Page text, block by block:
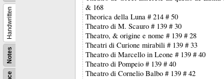
Notes
Handwritten
& 168
Theorica della Luna # 214 # 50
Theatro di M. Scauro # 139 # 30
Theatro, & origine e nome # 139 # 28
Theatri di Curione mirabili # 139 # 33
Theatro di Marcello in Leone # 139 # 40
Theatro di Pompeio # 139 # 40
Theatro di Cornelio Balbo # 139 # 42